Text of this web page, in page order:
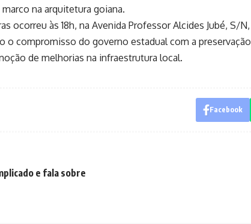
na arquitetura goiana.
ocorreu às 18h, na Avenida Professor Alcides Jubé, S/
o compromisso do governo estadual com a
de melhorias na infraestrutura local.
Facebook
e fala sobre